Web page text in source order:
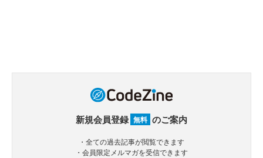
新規会員登録 無料 のご案内
・全ての過去記事が閲覧できます
・会員限定メルマガを受信できます